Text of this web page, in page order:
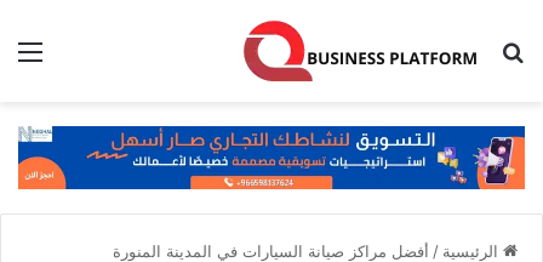
بحث عن
الرئيسية / أفضل مراكز صيانة السيارات في المدينة المنورة